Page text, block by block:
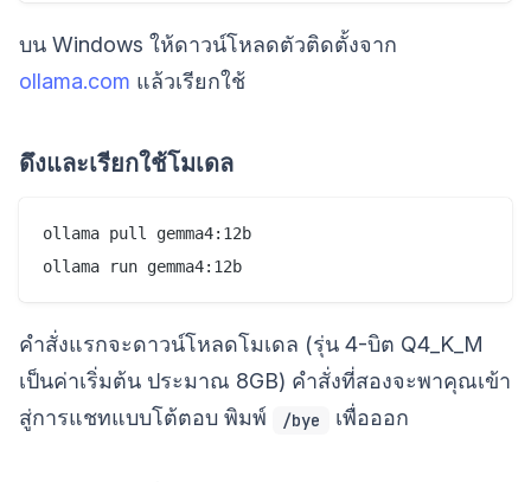
บน Windows ให้ดาวน์โหลดตัวติดตั้งจาก
ollama.com แล้วเรียกใช้
ดึงและเรียกใช้โมเดล
ollama pull gemma4:12b
คำสั่งแรกจะดาวน์โหลดโมเดล (รุ่น 4-บิต Q4_K_M
เป็นค่าเริ่มต้น ประมาณ 8GB) คำสั่งที่สองจะพาคุณเข้า
สู่การแชทแบบโต้ตอบ พิมพ์
/bye เพื่อออก